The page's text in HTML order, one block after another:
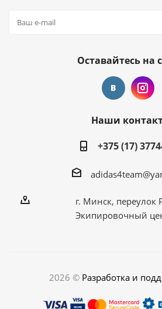
Оставайтесь на
Наши
+375 (17)
г. Минск, переулок
Экипировочный
2026 © Разработка и